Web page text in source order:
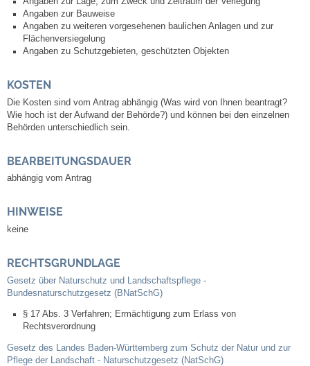
NETZMonitor
Bezirksschornsteinfeger
Bebauungspläne
Fortschreibung Flächennutzungsplan
Kommunale Wärmeplanung
Notruf
Betreuung & Bildung
Angaben zur Bauweise
Angaben zu weiteren vorgesehenen baulichen Anlagen und zur
Flächenversiegelung
Angaben zu Schutzgebieten, geschützten Objekten
KOSTEN
Die Kosten sind vom Antrag abhängig (Was wird von Ihnen beantragt?
Wie hoch ist der Aufwand der Behörde?) und können bei den einzelnen
Behörden unterschiedlich sein.
BEARBEITUNGSDAUER
abhängig vom Antrag
HINWEISE
keine
RECHTSGRUNDLAGE
Gesetz über Naturschutz und Landschaftspflege -
Bundesnaturschutzgesetz (BNatSchG)
§ 17 Abs. 3 Verfahren; Ermächtigung zum Erlass von
Rechtsverordnung
Gesetz des Landes Baden-Württemberg zum Schutz der Natur und zur
Pflege der Landschaft - Naturschutzgesetz (NatSchG)